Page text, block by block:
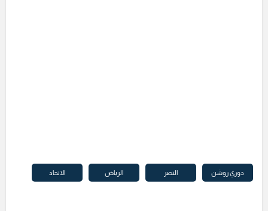
دوري روشن النصر الرياض الاتحاد